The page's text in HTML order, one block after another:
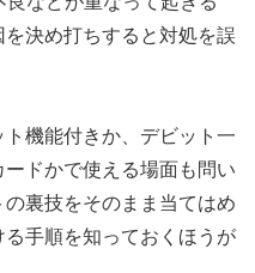
決め打ちすると対処を誤
機能付きか、デビット一
ドかで使える場面も問い
裏技をそのまま当てはめ
手順を知っておくほうが